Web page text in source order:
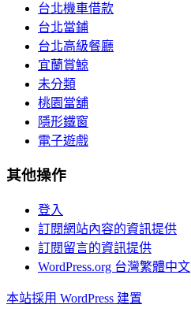
台北機車借款
台北當鋪
台北高級餐廳
宜蘭賞鯨
未分類
桃園當舖
隱形鐵窗
電子遊戲
其他操作
登入
訂閱網站內容的資訊提供
訂閱留言的資訊提供
WordPress.org 台灣繁體中文
本站採用 WordPress 建置